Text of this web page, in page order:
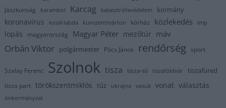
Jászkunság karambol Karcag katasztrófavédelem kormány
koronavírus kosárlabda kunszentmárton kórház közlekedés lmp
lopás magyarország Magyar Péter mezőtúr máv
Orbán Viktor polgármester Pócs János rendőrség sport
Szalay Ferenc Szolnok tisza tisza-tó tiszaföldvár tiszafüred
tisza part törökszentmiklós tűz ukrajna vasút vonat választás
önkormányzat